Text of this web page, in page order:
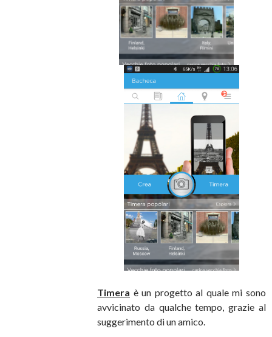
Timera è un progetto al quale mi sono
avvicinato da qualche tempo, grazie al
suggerimento di un amico.